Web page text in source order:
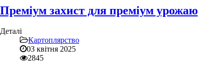
Преміум захист для преміум урожаю
Деталі
Картоплярство
03 квітня 2025
2845